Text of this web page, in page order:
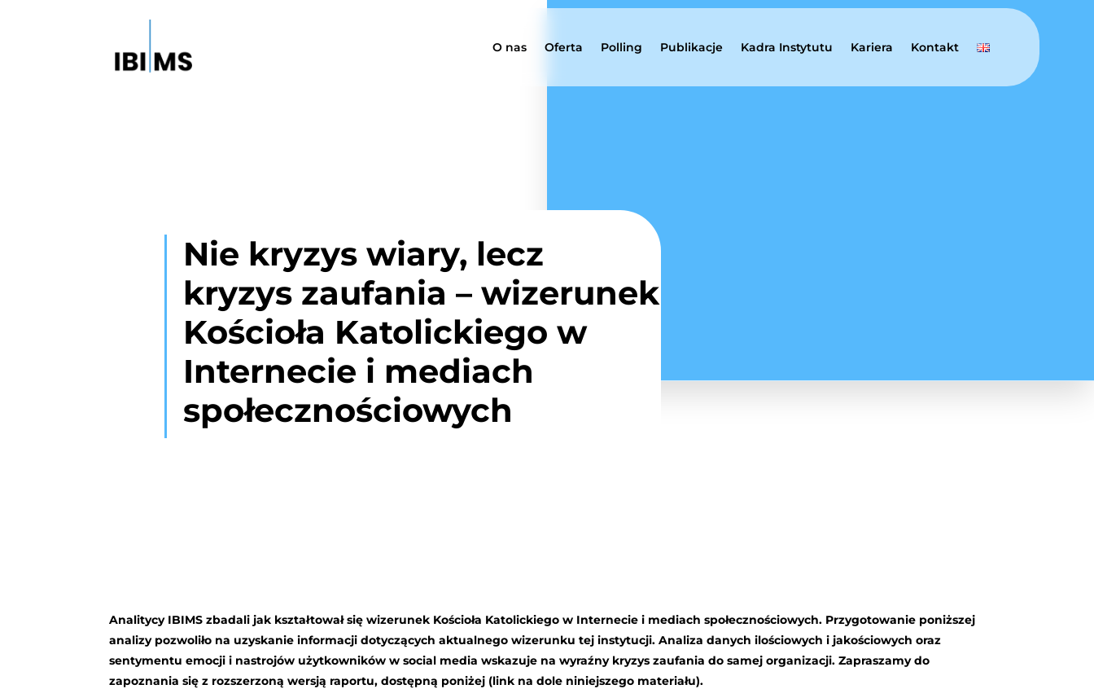
O nas Oferta Polling Publikacje Kadra Instytutu Kariera Kontakt
Nie kryzys wiary, lecz
kryzys zaufania – wizerunek
Kościoła Katolickiego w
Internecie i mediach
społecznościowych
Analitycy IBIMS zbadali jak kształtował się wizerunek Kościoła Katolickiego w Internecie i mediach społecznościowych. Przygotowanie poniższej
analizy pozwoliło na uzyskanie informacji dotyczących aktualnego wizerunku tej instytucji.Analiza danych ilościowych i jakościowych oraz
sentymentu emocji i nastrojów użytkowników w social media wskazuje na wyraźny kryzys zaufania do samej organizacji. Zapraszamy do
zapoznania się z rozszerzoną wersją raportu, dostępną poniżej (link na dole niniejszego materiału).